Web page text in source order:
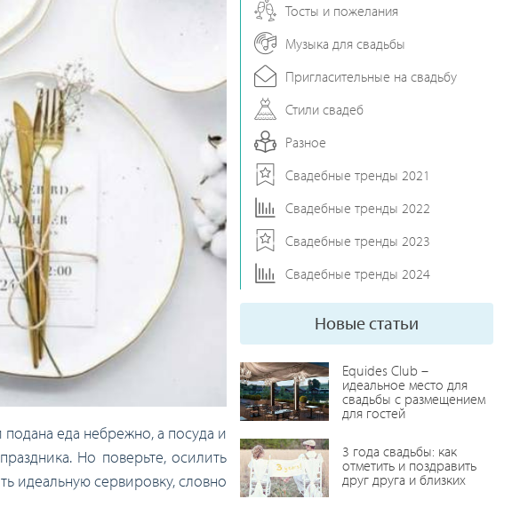
еда небрежно, а посуда и
Но поверьте, осилить
идеальную сервировку, словно
Тосты и пожелания
Музыка для свадьбы
Пригласительные на свадьбу
Стили свадеб
Разное
Свадебные тренды 2021
Свадебные тренды 2022
Свадебные тренды 2023
Свадебные тренды 2024
Новые статьи
Equides Club –
идеальное место для
свадьбы с размещением
для гостей
3 года свадьбы: как
отметить и поздравить
друг друга и близких